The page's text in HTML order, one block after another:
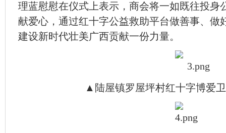
理蓝慰慰在仪式上表示，商会将一如既往投身
献爱心，通过红十字公益救助平台做善事、做
建设新时代壮美广西贡献一份力量。
▲陆屋镇罗屋坪村红十字博爱